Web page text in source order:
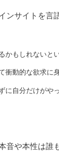
ンサイトを言
かもしれないと
衝動的な欲求に
に自分だけがや
音や本性は誰